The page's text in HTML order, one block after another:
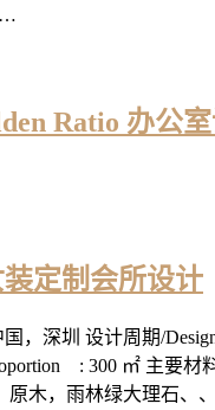
Ratio 办公
定制会所设计
，深圳 设计周期/
: 300 ㎡ 主要材
原木，雨林绿大理石、